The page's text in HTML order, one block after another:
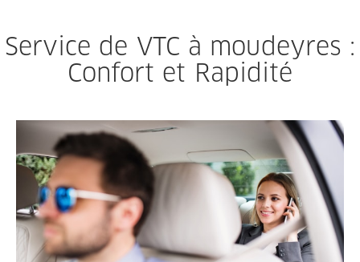
Conduire
Termes et Conditions
Mentions légales
Privacy
Service de VTC à moudeyres :
Confort et Rapidité